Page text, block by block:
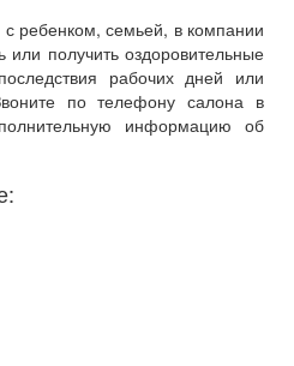
ребенком, семьей, в компании
или получить оздоровительные
рабочих дней или
по телефону салона в
информацию об